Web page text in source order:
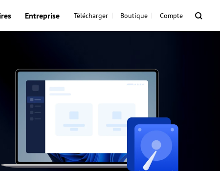
Entreprise Télécharger Boutique Compte